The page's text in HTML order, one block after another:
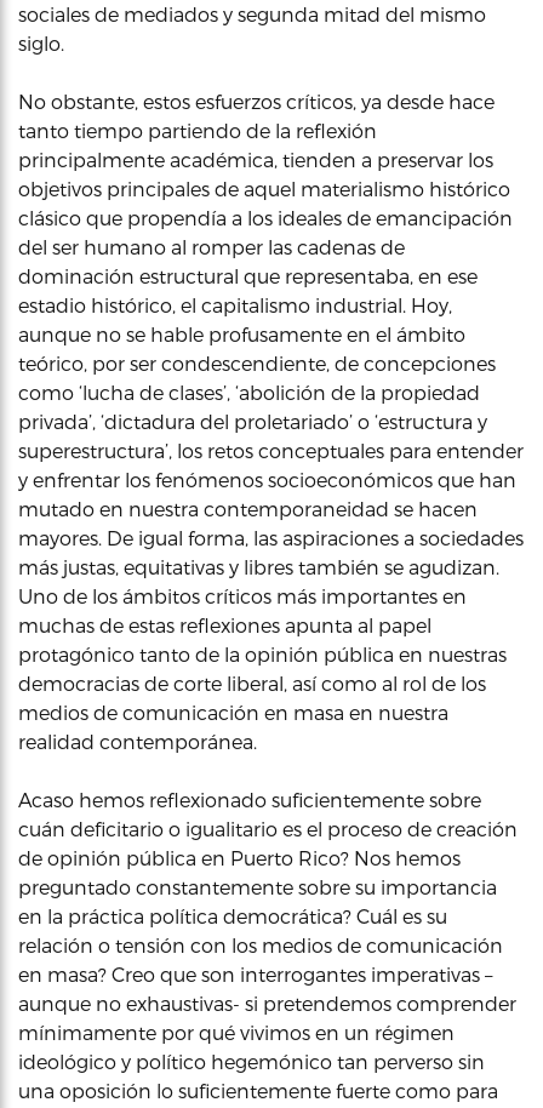
sociales de mediados y segunda mitad del mismo
siglo.
No obstante, estos esfuerzos críticos, ya desde hace
tanto tiempo partiendo de la reflexión
principalmente académica, tienden a preservar los
objetivos principales de aquel materialismo histórico
clásico que propendía a los ideales de emancipación
del ser humano al romper las cadenas de
dominación estructural que representaba, en ese
estadio histórico, el capitalismo industrial. Hoy,
aunque no se hable profusamente en el ámbito
teórico, por ser condescendiente, de concepciones
como ‘lucha de clases’, ‘abolición de la propiedad
privada’, ‘dictadura del proletariado’ o ‘estructura y
superestructura’, los retos conceptuales para entender
y enfrentar los fenómenos socioeconómicos que han
mutado en nuestra contemporaneidad se hacen
mayores. De igual forma, las aspiraciones a sociedades
más justas, equitativas y libres también se agudizan.
Uno de los ámbitos críticos más importantes en
muchas de estas reflexiones apunta al papel
protagónico tanto de la opinión pública en nuestras
democracias de corte liberal, así como al rol de los
medios de comunicación en masa en nuestra
realidad contemporánea.
Acaso hemos reflexionado suficientemente sobre
cuán deficitario o igualitario es el proceso de creación
de opinión pública en Puerto Rico? Nos hemos
preguntado constantemente sobre su importancia
en la práctica política democrática? Cuál es su
relación o tensión con los medios de comunicación
en masa? Creo que son interrogantes imperativas –
aunque no exhaustivas- si pretendemos comprender
mínimamente por qué vivimos en un régimen
ideológico y político hegemónico tan perverso sin
una oposición lo suficientemente fuerte como para